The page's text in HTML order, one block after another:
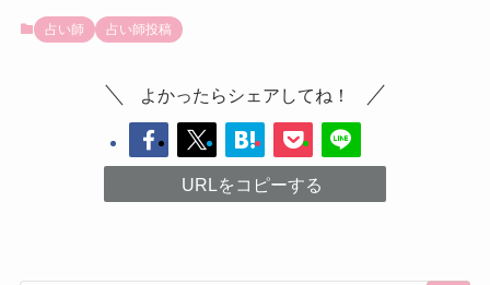
占い師 占い師投稿
よかったらシェアしてね！
URLをコピーする